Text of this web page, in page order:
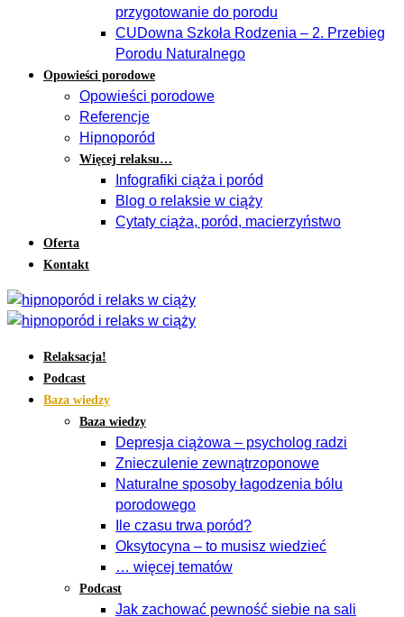
przygotowanie do porodu
CUDowna Szkoła Rodzenia – 2. Przebieg
Porodu Naturalnego
Opowieści porodowe
Opowieści porodowe
Referencje
Hipnoporód
Więcej relaksu…
Infografiki ciąża i poród
Blog o relaksie w ciąży
Cytaty ciąża, poród, macierzyństwo
Oferta
Kontakt
Relaksacja!
Podcast
Baza wiedzy
Baza wiedzy
Depresja ciążowa – psycholog radzi
Znieczulenie zewnątrzoponowe
Naturalne sposoby łagodzenia bólu
porodowego
Ile czasu trwa poród?
Oksytocyna – to musisz wiedzieć
… więcej tematów
Podcast
Jak zachować pewność siebie na sali